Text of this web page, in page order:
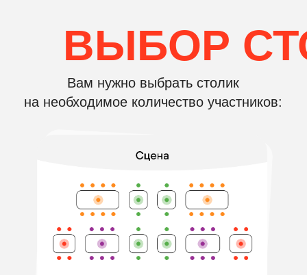
Посмотрите, как проходит
музыкальное лото!
СМОТРЕТЬ ФОТООТЧЁТ